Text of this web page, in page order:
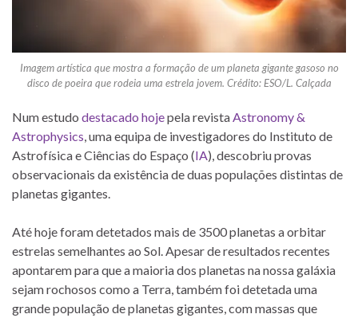
Imagem artística que mostra a formação de um planeta gigante gasoso no
disco de poeira que rodeia uma estrela jovem. Crédito: ESO/L. Calçada
Num estudo destacado hojepela revista Astronomy &
Astrophysics , uma equipa de investigadores do Instituto de
Astrofísica e Ciências do Espaço (IA), descobriu provas
observacionais da existência de duas populações distintas de
planetas gigantes.
Até hoje foram detetados mais de 3500 planetas a orbitar
estrelas semelhantes ao Sol. Apesar de resultados recentes
apontarem para que a maioria dos planetas na nossa galáxia
sejam rochosos como a Terra, também foi detetada uma
grande população de planetas gigantes, com massas que